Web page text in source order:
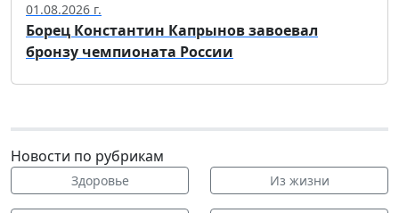
01.08.2026 г.
Борец Константин Капрынов завоевал
бронзу чемпионата России
Новости по рубрикам
Здоровье Из жизни